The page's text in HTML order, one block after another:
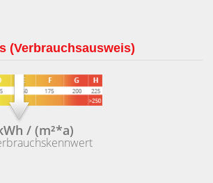
(Verbrauchsausweis)
/ (m²*a)